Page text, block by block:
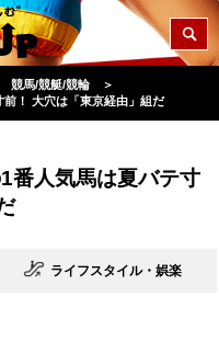
競馬/競艇/競輪
＞
！ 大穴は「東京経由」組だ
番人気馬は夏バテ寸
ライフスタイル・娯楽